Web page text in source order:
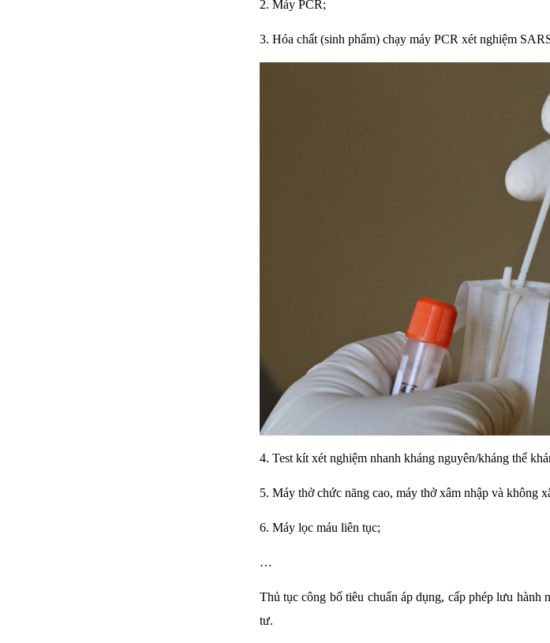
2. Máy PCR;
3. Hóa chất (sinh phẩm) chạy máy PCR xét nghiệm
4. Test kít xét nghiệm nhanh kháng nguyên/kháng thể
5. Máy thở chức năng cao, máy thở xâm nhập và không
6. Máy lọc máu liên tục;
…
Thủ tục công bố tiêu chuẩn áp dụng, cấp phép lưu
tư.